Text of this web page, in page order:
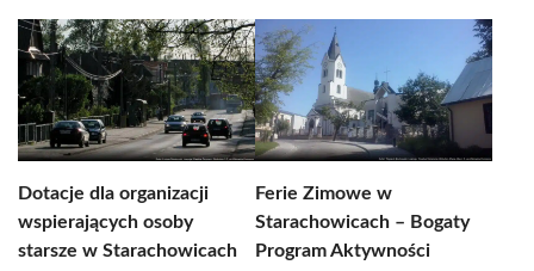
Dotacje dla organizacji
wspierających osoby
starsze w Starachowicach
Ferie Zimowe w
Starachowicach – Bogaty
Program Aktywności